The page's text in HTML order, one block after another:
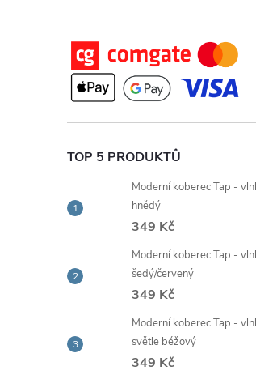
p
a
n
e
l
TOP 5 PRODUKTŮ
Moderní koberec Tap -
hnědý
349 Kč
Moderní koberec Tap -
šedý/červený
349 Kč
Moderní koberec Tap -
světle béžový
349 Kč